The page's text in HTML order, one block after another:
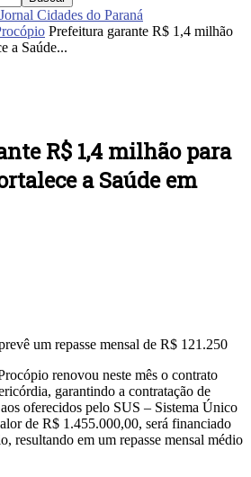
Jornal Cidades do Paraná
Prefeitura garante R$ 1,4 milhão
a Saúde...
R$ 1,4 milhão para
a Saúde em
um repasse mensal de R$ 121.250
renovou neste mês o contrato
garantindo a contratação de
oferecidos pelo SUS – Sistema Único
de R$ 1.455.000,00, será financiado
resultando em um repasse mensal médio